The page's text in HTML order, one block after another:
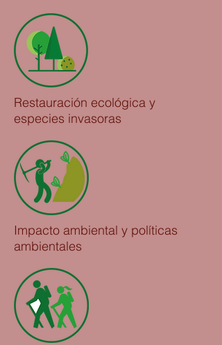
Restauración ecológica y
especies invasoras
Impacto ambiental y políticas
ambientales